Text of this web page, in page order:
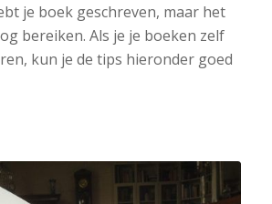
je boek geschreven, maar het
bereiken. Als je je boeken zelf
kun je de tips hieronder goed